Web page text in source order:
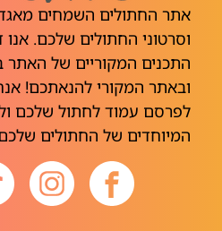
אתר החתולים השמחים
וסרטוני החתולים שלכם.
התכנים המקוריים של
ובאתר המקורי להנאתכם!
לפרסם עמוד לחתול שלכם
המיוחדים של החתולים